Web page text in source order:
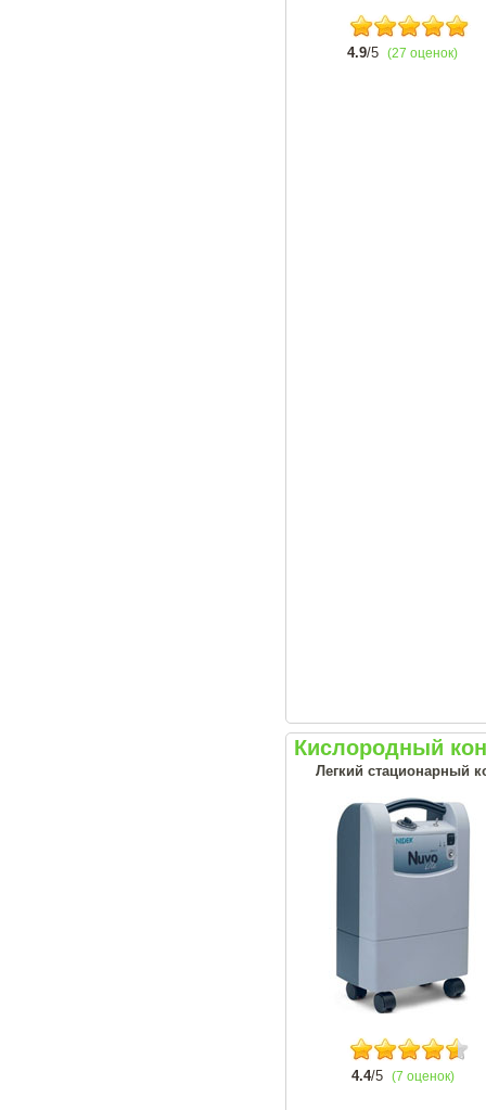
4.9/5 (27 оценок)
Кислородный
Легкий стационарный
4.4/5 (7 оценок)